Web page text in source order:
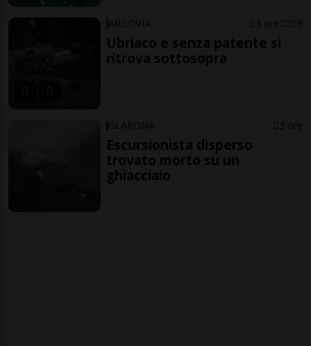
ARGOVIA 3 ore 2 9
Ubriaco e senza patente si
ritrova sottosopra
GLARONA 3 ore
Escursionista disperso
trovato morto su un
ghiacciaio